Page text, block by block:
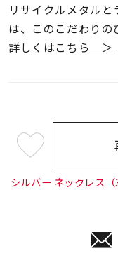
リサイクルメタル
は、このこだわりの
詳しくはこちら ＞
シルバー ネックレス